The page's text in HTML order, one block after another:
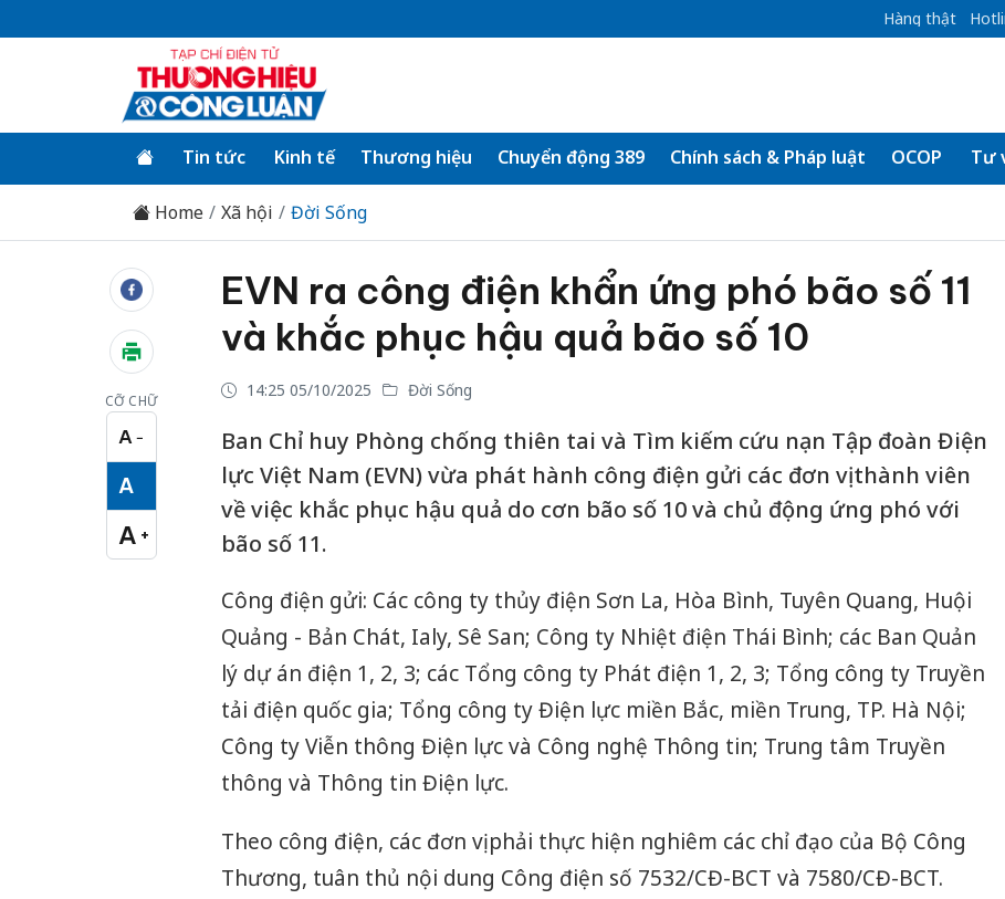
Hàng thật
Tin tức Kinh tế Thương hiệu Chuyển động 389 Chính sách & Pháp luật OCOP Tư
Home Xã hội Đời Sống
CỠ CHỮ
A −
Cỡ chữ nhỏ
A
Cỡ chữ vừa
A +
Cỡ chữ lớn
EVN ra công điện khẩn ứng phó bão số 11
và khắc phục hậu quả bão số 10
14:25 05/10/2025 Đời Sống
Ban Chỉ huy Phòng chống thiên tai và Tìm kiếm cứu nạn Tập đoàn Điện
lực Việt Nam (EVN) vừa phát hành công điện gửi các đơn vị thành viên
về việc khắc phục hậu quả do cơn bão số 10 và chủ động ứng phó với
bão số 11.
Công điện gửi: Các công ty thủy điện Sơn La, Hòa Bình, Tuyên Quang, Huội
Quảng - Bản Chát, Ialy, Sê San; Công ty Nhiệt điện Thái Bình; các Ban Quản
lý dự án điện 1, 2, 3; các Tổng công ty Phát điện 1, 2, 3; Tổng công ty Truyền
tải điện quốc gia; Tổng công ty Điện lực miền Bắc, miền Trung, TP. Hà Nội;
Công ty Viễn thông Điện lực và Công nghệ Thông tin; Trung tâm Truyền
thông và Thông tin Điện lực.
Theo công điện, các đơn vị phải thực hiện nghiêm các chỉ đạo của Bộ Công
Thương, tuân thủ nội dung Công điện số 7532/CĐ-BCT và 7580/CĐ-BCT.